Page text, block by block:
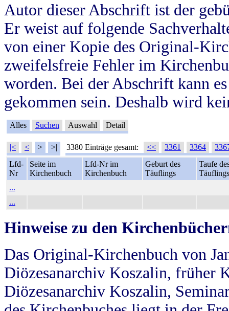
Autor dieser Abschrift ist der
Er weist auf folgende
von einer Kopie des Original-
zweifelsfreie Fehler im
worden. Bei der Abschrift kann
gekommen sein. Deshalb wird
Alles Suchen Auswahl Detail
|< < > >| 3380 Einträge gesamt: << 3361 3364
Lfd-
Nr
Seite im
Kirchenbuch
Lfd-Nr im
Kirchenbuch
Geburt des
Täuflings
Taufe
Täuflings
...
...
Hinweise zu den
Das Original-Kirchenbuch von
Diözesanarchiv Koszalin, früher
Diözesanarchiv Koszalin,